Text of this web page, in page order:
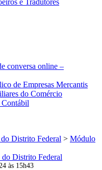
e Tradutores
conversa online –
de Empresas Mercantis
do Comércio
Contábil
Distrito Federal > Módulo
às 15h43